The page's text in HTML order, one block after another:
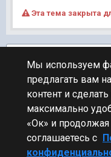
Эта тема закрыта
ПЕРЕЙТИ К СПИСКУ
Фидбек
Мы используем
предлагать вам
контент и
максимально
«Ок» и
соглашаетесь с